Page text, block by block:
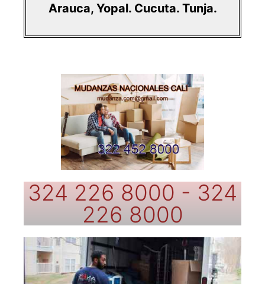
Arauca, Yopal. Cucuta. Tunja.
324 226 8000 - 324
226 8000